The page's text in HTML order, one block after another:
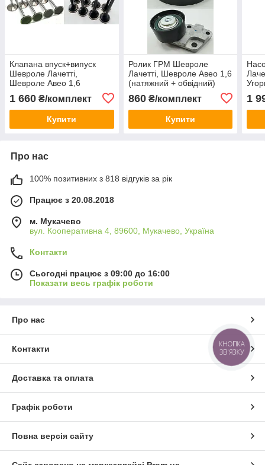
Клапана впуск+випуск
Шевроле Лачетті,
Шевроле Авео 1,6
Корея
1 660 ₴/комплект
Купити
Ролик ГРМ Шевроле
Лачетті, Шевроле Авео 1,6
(натяжний + обвідний)
860₴/комплект
Купити
1
Про нас
100% позитивних з 818 відгуків за рік
Працює з 20.08.2018
м. Мукачево
вул. Кооперативна 4, 89600, Мукачево, Україна
Контакти
Сьогодні працює з 09:00 до 16:00
Показати весь графік роботи
Про нас
Контакти
Доставка та оплата
Графік роботи
Повна версія сайту
КНОПКА
ЗВ'ЯЗКУ